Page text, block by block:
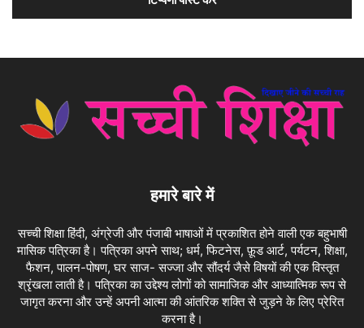
हमारे बारे में
सच्ची शिक्षा हिंदी, अंग्रेजी और पंजाबी भाषाओं में प्रकाशित होने वाली एक बहुभाषी
मासिक पत्रिका है। पत्रिका अपने साथ; धर्म, फिटनेस, फ़ूड आर्ट, पर्यटन, शिक्षा,
फैशन, पालन-पोषण, घर साज- सज्जा और सौंदर्य जैसे विषयों की एक विस्तृत
श्रृंखला लाती है। पत्रिका का उद्देश्य लोगों को सामाजिक और आध्यात्मिक रूप से
जागृत करना और उन्हें अपनी आत्मा की आंतरिक शक्ति से जुड़ने के लिए प्रेरित
करना है।